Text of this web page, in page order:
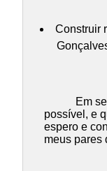
Construir
Em
possível, e
espero e
meus pares